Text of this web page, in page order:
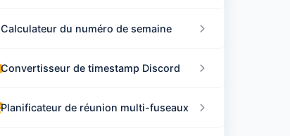
Calculateur du numéro de semaine
Convertisseur de timestamp Discord
Planificateur de réunion multi-fuseaux